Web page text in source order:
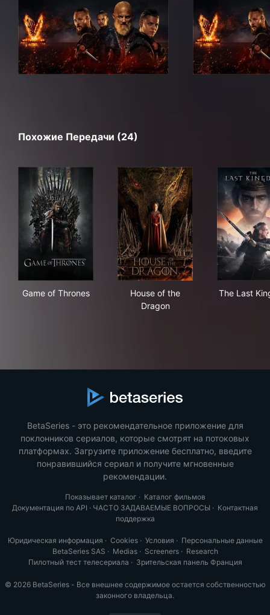
Похожие Передачи (24)
Game of Thrones
House of the
Dragon
The Last
BetaSeries - это рекомендательное приложение для
поклонников сериалов, которые смотрят на потоковых
платформах. Загрузите приложение бесплатно, введите
понравившийся сериал и получите мгновенные
рекомендации.
Показывает каталог · Каталог фильмов
Документация по API · ЧАСТО ЗАДАВАЕМЫЕ ВОПРОСЫ · Контактная
поддержка
Юридическая информация · Cookies· Условия · Персональные данные
BetaSeries SAS · Medias· Screeners· Research
Пилотный тест телесериала · Зрительская панель Франция
© 2026 BetaSeries - Все внешнее содержимое остается собственностью
законного владельца.